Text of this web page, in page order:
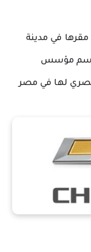
مقرها
الشركة هو "لويس شيفروليه"، والزكيل الحصري لها في مصر